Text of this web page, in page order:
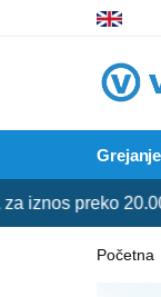
preko 20.000
Početna